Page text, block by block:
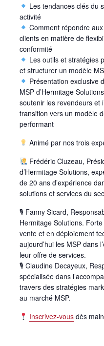
Les tendances clés du
activité
Comment répondre
clients en matière de
conformité
Les outils et stratégies
et structurer un modèle
Présentation exclusive
MSP d’Hermitage
soutenir les revendeurs et
transition vers un modèle
performant
Animé par nos trois
Frédéric Cluzeau,
d’Hermitage Solutions,
de 20 ans d’expérience
solutions et services du
🎙 Fanny Sicard,
Hermitage Solutions.
vente et en déploiement
aujourd’hui les MSP dans
leur offre de services.
🎙 Claudine Decayeux,
spécialisée dans
travers des stratégies
au marché MSP.
Inscrivez-vousdès